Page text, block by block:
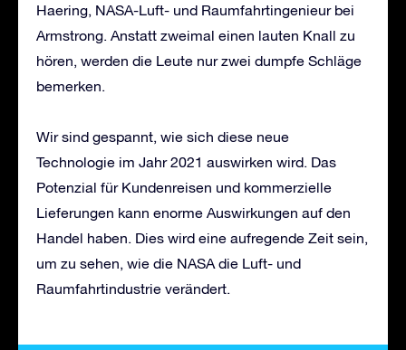
Haering, NASA-Luft- und Raumfahrtingenieur bei
Armstrong. Anstatt zweimal einen lauten Knall zu
hören, werden die Leute nur zwei dumpfe Schläge
bemerken.
Wir sind gespannt, wie sich diese neue
Technologie im Jahr 2021 auswirken wird. Das
Potenzial für Kundenreisen und kommerzielle
Lieferungen kann enorme Auswirkungen auf den
Handel haben. Dies wird eine aufregende Zeit sein,
um zu sehen, wie die NASA die Luft- und
Raumfahrtindustrie verändert.